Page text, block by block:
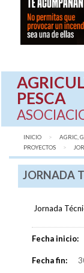
PESCA
INICIO AGRIC,
PROYECTOS
JORNADA
Jornada
Fecha inicio:
Fecha fin: